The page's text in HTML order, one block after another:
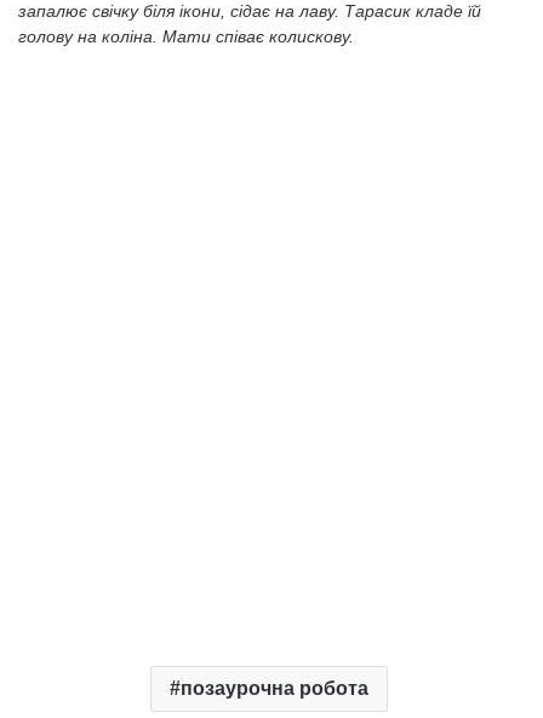
запалює свічку біля ікони, сідає на лаву. Тарасик кладе їй
голову на коліна. Мати співає колискову.
позаурочна робота